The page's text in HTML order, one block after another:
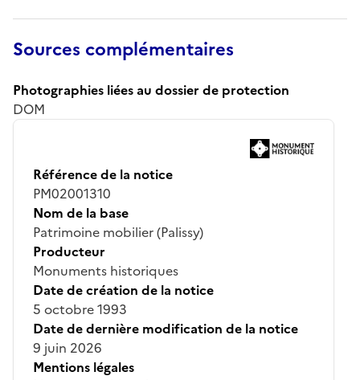
Sources complémentaires
Photographies liées au dossier de protection
DOM
Référence de la notice
PM02001310
Nom de la base
Patrimoine mobilier (Palissy)
Producteur
Monuments historiques
Date de création de la notice
5 octobre 1993
Date de dernière modification de la notice
9 juin 2026
Mentions légales